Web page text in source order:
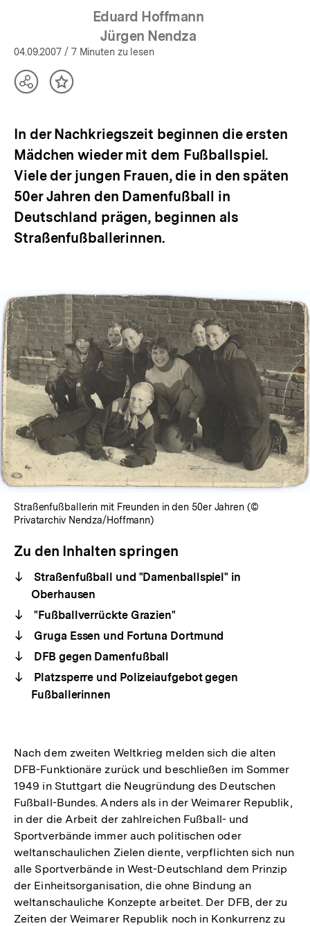
Eduard Hoffmann
Jürgen Nendza
04.09.2007 / 7 Minuten zu lesen
TeilenInhalt
In der Nachkriegszeit beginnen die ersten
Mädchen wieder mit dem Fußballspiel.
Viele der jungen Frauen, die in den späten
50er Jahren den Damenfußball in
Deutschland prägen, beginnen als
Straßenfußballerinnen.
Straßenfußballerin mit Freunden in den 50er Jahren (©
Privatarchiv Nendza/Hoffmann)
Zu den Inhalten springen
Straßenfußball und "Damenballspiel" in
Oberhausen
"Fußballverrückte Grazien"
Gruga Essen und Fortuna Dortmund
DFB gegen Damenfußball
Platzsperre und Polizeiaufgebot gegen
Fußballerinnen
Nach dem zweiten Weltkrieg melden sich die alten
DFB-Funktionäre zurück und beschließen im Sommer
1949 in Stuttgart die Neugründung des Deutschen
Fußball-Bundes. Anders als in der Weimarer Republik,
in der die Arbeit der zahlreichen Fußball- und
Sportverbände immer auch politischen oder
weltanschaulichen Zielen diente, verpflichten sich nun
alle Sportverbände in West-Deutschland dem Prinzip
der Einheitsorganisation, die ohne Bindung an
weltanschauliche Konzepte arbeitet. Der DFB, der zu
Zeiten der Weimarer Republik noch in Konkurrenz zu